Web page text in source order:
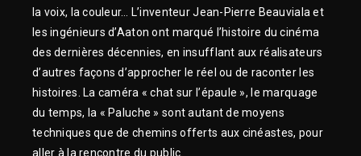
la voix, la couleur… L’inventeur Jean-Pierre Beauviala et
les ingénieurs d’Aaton ont marqué l’histoire du cinéma
des dernières décennies, en insufflant aux réalisateurs
d’autres façons d’approcher le réel ou de raconter les
histoires. La caméra « chat sur l’épaule », le marquage
du temps, la « Paluche » sont autant de moyens
techniques que de chemins offerts aux cinéastes, pour
aller à la rencontre du public.